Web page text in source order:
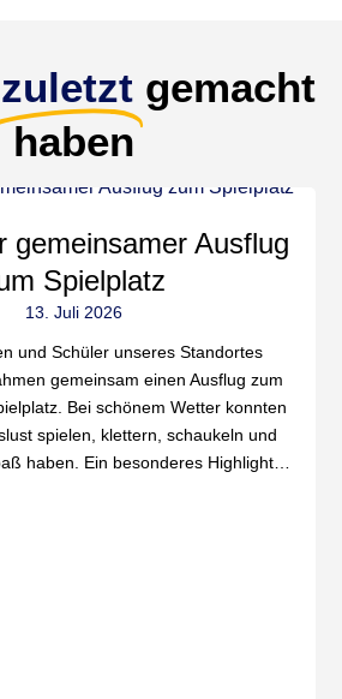
zuletzt gemacht
haben
gemeinsamer Ausflug
Spielplatz
13. Juli 2026
und Schüler unseres Standortes
gemeinsam einen Ausflug zum
Bei schönem Wetter konnten
spielen, klettern, schaukeln und
haben. Ein besonderes Highlight…